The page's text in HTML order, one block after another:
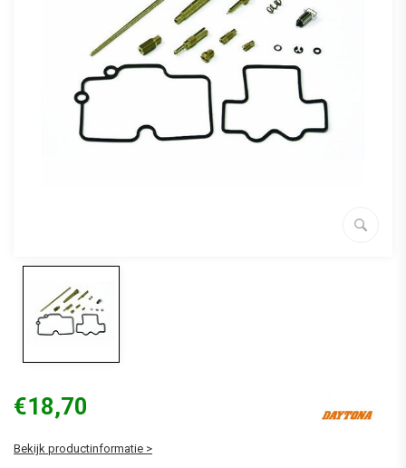
€18,70
Bekijk productinformatie >